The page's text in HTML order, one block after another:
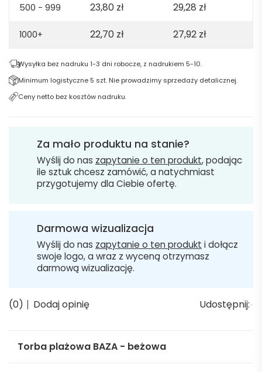
500 - 999 23,80 zł 29,28 zł
1000+ 22,70 zł 27,92 zł
Wysyłka bez nadruku 1-3 dni robocze, z nadrukiem 5-10.
Minimum logistyczne 5 szt. Nie prowadzimy sprzedaży detalicznej.
Ceny netto bez kosztów nadruku.
Za mało produktu na stanie?
Wyślij do nas zapytanie o ten produkt, podając
ile sztuk chcesz zamówić, a natychmiast
przygotujemy dla Ciebie ofertę.
Darmowa wizualizacja
Wyślij do nas zapytanie o ten produkt i dołącz
swoje logo, a wraz z wyceną otrzymasz
darmową wizualizację.
(0) Dodaj opinię Udostępnij:
Torba plażowa BAZA - beżowa